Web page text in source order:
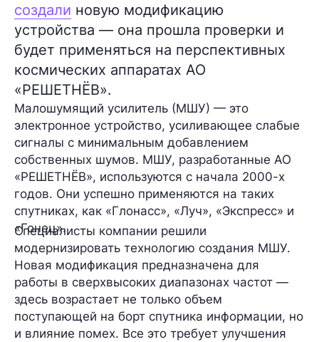
создали новую модификацию
устройства — она прошла проверки и
будет применяться на перспективных
космических аппаратах АО
«РЕШЕТНЁВ».
Малошумящий усилитель (МШУ) — это
электронное устройство, усиливающее слабые
сигналы с минимальным добавлением
собственных шумов. МШУ, разработанные АО
«РЕШЕТНЁВ», используются с начала 2000-х
годов. Они успешно применяются на таких
спутниках, как «Глонасс», «Луч», «Экспресс» и
«Гонец».
Специалисты компании решили
модернизировать технологию создания МШУ.
Новая модификация предназначена для
работы в сверхвысоких диапазонах частот —
здесь возрастает не только объем
поступающей на борт спутника информации, но
и влияние помех. Все это требует улучшения